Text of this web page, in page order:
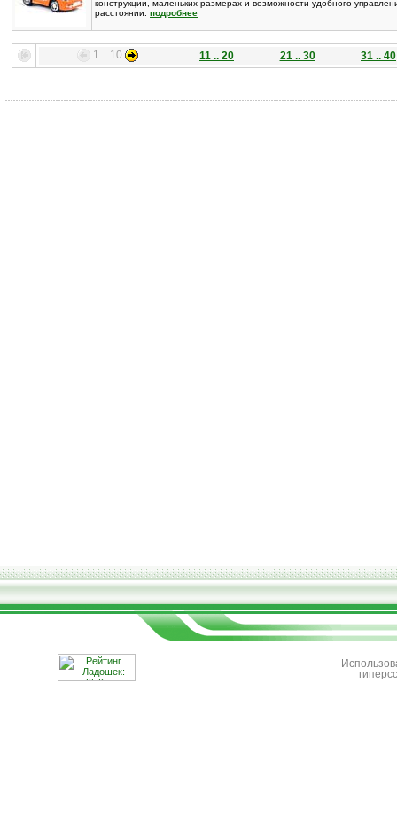
конструкции, маленьких размерах и возможности удобного
расстоянии. подробнее
1 .. 10 11 .. 20 21 .. 30 31 .. 40